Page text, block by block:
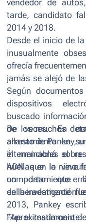
vendedor de
tarde, candidato
2014 y 2018.
Desde el inicio de
inusualmente
ofrecía
jamás se alejó de
Según
dispositivos
buscado
de veces. En
allanamiento en
interminables
ADN que lo
comportamiento
en la investigación
De los muchos
arresto de Pankey,
él mencionó el
huellas en la nieve
un dato que la
deliberadamente
2013, Pankey
“
Fue el testimonio